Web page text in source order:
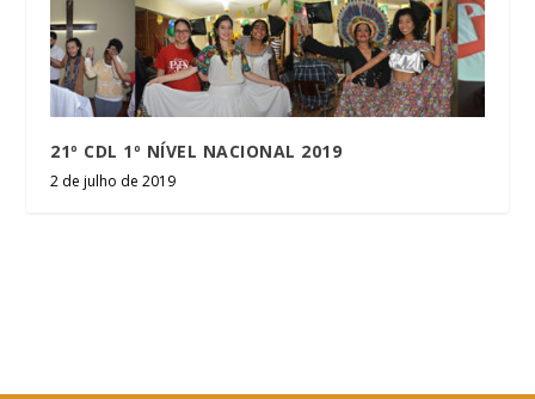
21º CDL 1º NÍVEL NACIONAL 2019
2 de julho de 2019